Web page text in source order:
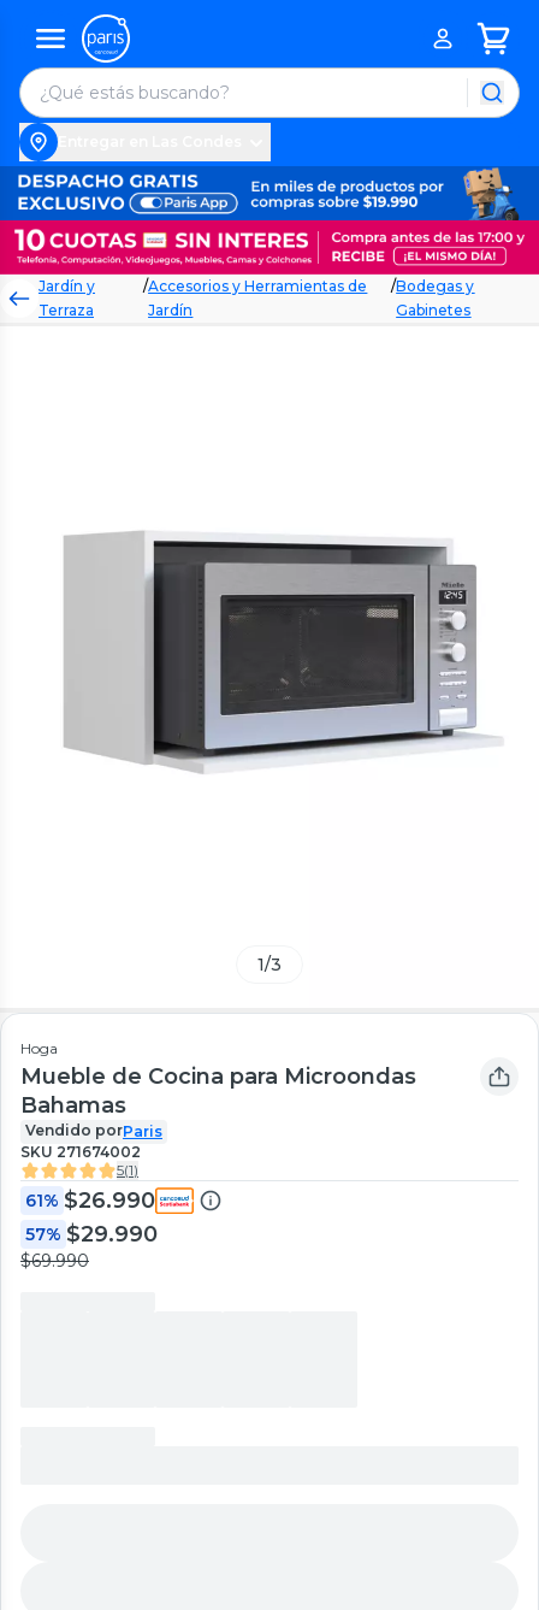
Jardín y
Terraza
/Accesorios y Herramientas de
Jardín
/Bodegas y
Gabinetes
1/3
Hoga
Mueble de Cocina para Microondas
Bahamas
Vendido porParis
SKU 271674002
5(1)
61% $26.990
57% $29.990
$69.990